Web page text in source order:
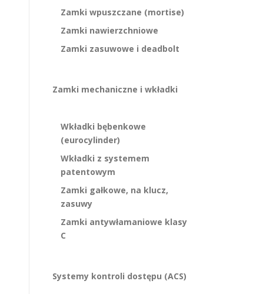
Zamki wpuszczane (mortise)
Zamki nawierzchniowe
Zamki zasuwowe i deadbolt
Zamki mechaniczne i wkładki
Wkładki bębenkowe
(eurocylinder)
Wkładki z systemem
patentowym
Zamki gałkowe, na klucz,
zasuwy
Zamki antywłamaniowe klasy
C
Systemy kontroli dostępu (ACS)